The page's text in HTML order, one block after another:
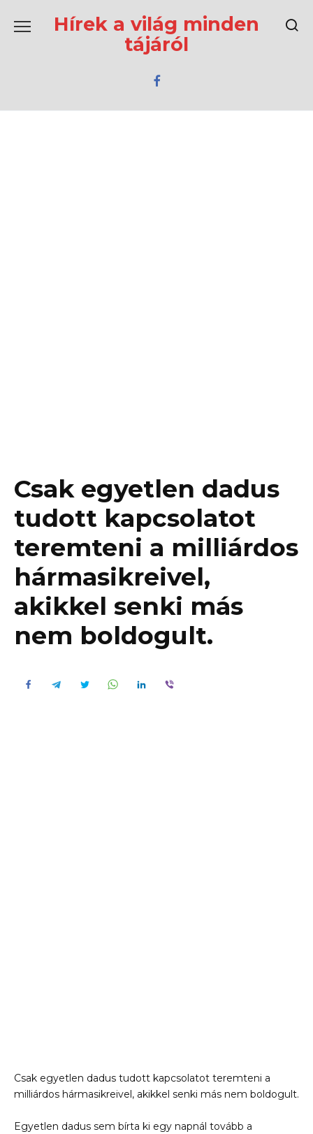
содержаниюHírek a világ minden
tájáról
Csak egyetlen dadus
tudott kapcsolatot
teremteni a milliárdos
hármasikreivel,
akikkel senki más
nem boldogult.
Csak egyetlen dadus tudott kapcsolatot teremteni a
milliárdos hármasikreivel, akikkel senki más nem boldogult.
Egyetlen dadus sem bírta ki egy napnál tovább a